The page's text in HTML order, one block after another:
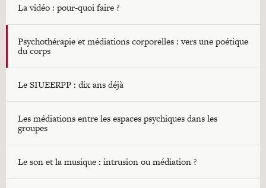
La vidéo : pour-quoi faire ?
Psychothérapie et médiations corporelles : vers une poétique
du corps
Le SIUEERPP : dix ans déjà
Les médiations entre les espaces psychiques dans les
groupes
Le son et la musique : intrusion ou médiation ?